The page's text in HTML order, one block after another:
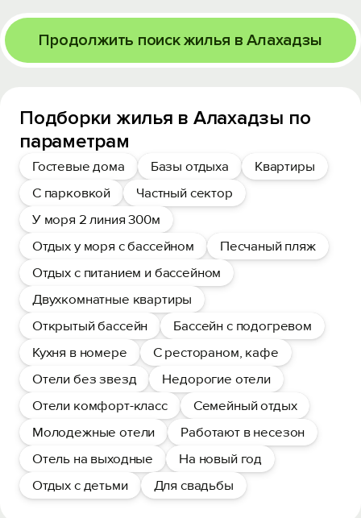
Продолжить поиск жилья в Алахадзы
Подборки жилья в Алахадзы по
параметрам
Гостевые дома Базы отдыха
Квартиры
С парковкой
Частный сектор
У моря 2 линия 300м
Отдых у моря с бассейном
Песчаный пляж
Отдых с питанием и бассейном
Двухкомнатные квартиры
Открытый бассейн
Бассейн с подогревом
Кухня в номере
С рестораном, кафе
Отели без звезд
Недорогие отели
Отели комфорт-класс
Семейный отдых
Молодежные отели
Работают в несезон
Отель на выходные
На новый год
Отдых с детьми
Для свадьбы